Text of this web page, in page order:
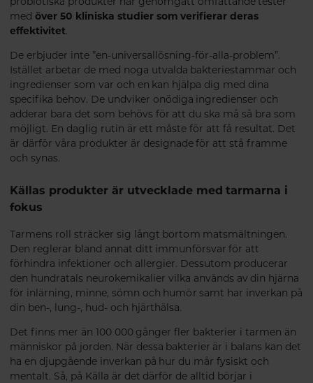
med över 50 kliniska studier som verifierar deras
effektivitet.
De erbjuder inte ”en-universallösning-för-alla-problem”.
Istället arbetar de med noga utvalda bakteriestammar och
ingredienser som var och en kan hjälpa dig med dina
specifika behov. De undviker onödiga ingredienser och
adderar bara det som behövs för att du ska må så bra som
möjligt. En daglig rutin är ett måste för att få resultat. Det
är därför våra produkter är designade för att stå framme
och synas.
Källas produkter är utvecklade med tarmarna i
fokus
Tarmens roll sträcker sig långt bortom matsmältningen.
Den reglerar bland annat ditt immunförsvar för att
förhindra infektioner och allergier. Dessutom producerar
den hundratals neurokemikalier vilka används av din hjärna
för inlärning, minne, sömn och humör samt har inverkan på
din ben-, lung-, hud- och hjärthälsa.
Det finns mer än 100 000 gånger fler bakterier i tarmen än
människor på jorden. När dessa bakterier är i balans kan det
ha en djupgående inverkan på hur du mår fysiskt och
mentalt. Så, på Källa är det därför de alltid börjar i